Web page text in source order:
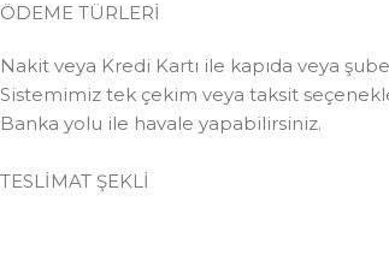
ÖDEME TÜRLERİ
Nakit veya Kredi Kartı ile kapıda veya
Sistemimiz tek çekim veya taksit
Banka yolu ile havale yapabilirsiniz.
TESLİMAT ŞEKLİ